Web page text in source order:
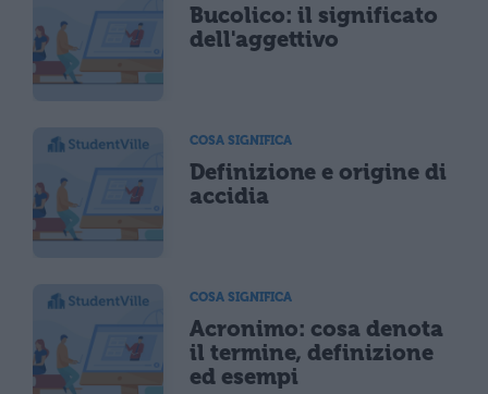
Bucolico: il significato
dell'aggettivo
COSA SIGNIFICA
Definizione e origine di
accidia
COSA SIGNIFICA
Acronimo: cosa denota
il termine, definizione
ed esempi